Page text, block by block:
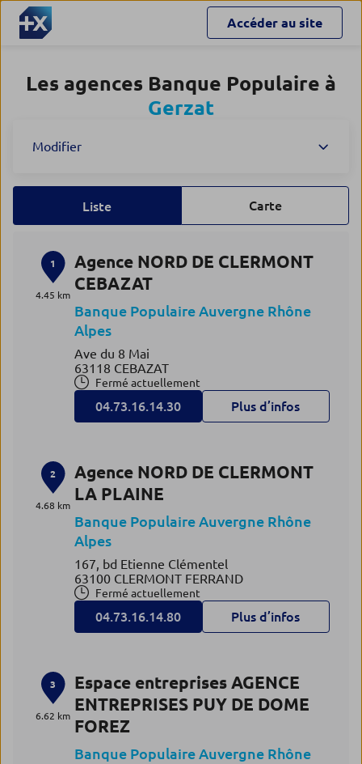
Accéder au site
Les agences Banque Populaire à
Gerzat
Modifier
Liste Carte
1
4.45 km
Agence NORD DE CLERMONT
CEBAZAT
Banque Populaire Auvergne Rhône
Alpes
Ave du 8 Mai
63118 CEBAZAT
Fermé actuellement
04.73.16.14.30 Plus d’infos
2
4.68 km
Agence NORD DE CLERMONT
LA PLAINE
Banque Populaire Auvergne Rhône
Alpes
167, bd Etienne Clémentel
63100 CLERMONT FERRAND
Fermé actuellement
04.73.16.14.80 Plus d’infos
3
6.62 km
Espace entreprises AGENCE
ENTREPRISES PUY DE DOME
FOREZ
Banque Populaire Auvergne Rhône